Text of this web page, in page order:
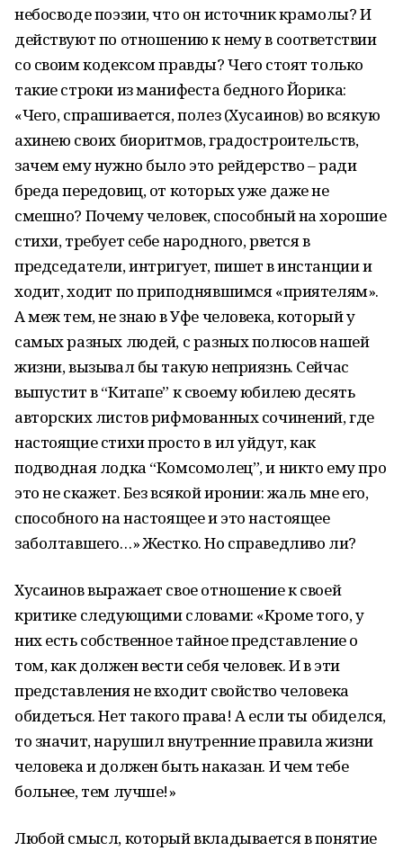
небосводе поэзии, что он источник крамолы? И
действуют по отношению к нему в соответствии
со своим кодексом правды? Чего стоят только
такие строки из манифеста бедного Йорика:
«Чего, спрашивается, полез (Хусаинов) во всякую
ахинею своих биоритмов, градостроительств,
зачем ему нужно было это рейдерство – ради
бреда передовиц, от которых уже даже не
смешно? Почему человек, способный на хорошие
стихи, требует себе народного, рвется в
председатели, интригует, пишет в инстанции и
ходит, ходит по приподнявшимся «приятелям».
А меж тем, не знаю в Уфе человека, который у
самых разных людей, с разных полюсов нашей
жизни, вызывал бы такую неприязнь. Сейчас
выпустит в “Китапе” к своему юбилею десять
авторских листов рифмованных сочинений, где
настоящие стихи просто в ил уйдут, как
подводная лодка “Комсомолец”, и никто ему про
это не скажет. Без всякой иронии: жаль мне его,
способного на настоящее и это настоящее
заболтавшего…» Жестко. Но справедливо ли?
Хусаинов выражает свое отношение к своей
критике следующими словами: «Кроме того, у
них есть собственное тайное представление о
том, как должен вести себя человек. И в эти
представления не входит свойство человека
обидеться. Нет такого права! А если ты обиделся,
то значит, нарушил внутренние правила жизни
человека и должен быть наказан. И чем тебе
больнее, тем лучше!»
Любой смысл, который вкладывается в понятие